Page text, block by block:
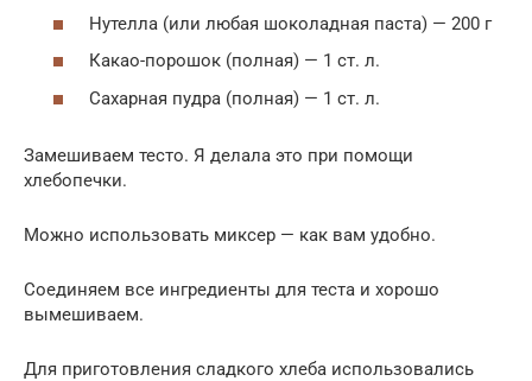
Нутелла (или любая шоколадная паста) — 200 г
Какао-порошок (полная) — 1 ст. л.
Сахарная пудра (полная) — 1 ст. л.
Замешиваем тесто. Я делала это при помощи
хлебопечки.
Можно использовать миксер — как вам удобно.
Соединяем все ингредиенты для теста и хорошо
вымешиваем.
Для приготовления сладкого хлеба использовались